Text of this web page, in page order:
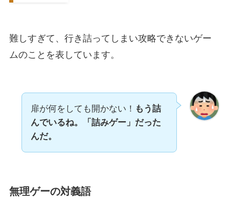
難しすぎて、行き詰ってしまい攻略できないゲー
ムのことを表しています。
扉が何をしても開かない！ もう詰
んでいるね。「詰みゲー」だった
んだ。
無理ゲーの対義語